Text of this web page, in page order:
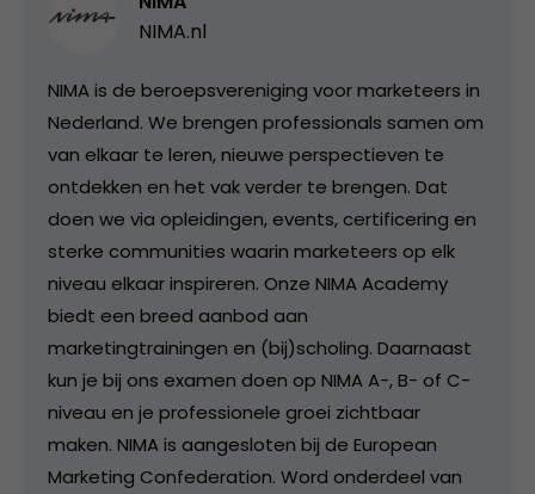
NIMA.nl
NIMA is de beroepsvereniging voor marketeers in
Nederland. We brengen professionals samen om
van elkaar te leren, nieuwe perspectieven te
ontdekken en het vak verder te brengen. Dat
doen we via opleidingen, events, certificering en
sterke communities waarin marketeers op elk
niveau elkaar inspireren. Onze NIMA Academy
biedt een breed aanbod aan
marketingtrainingen en (bij)scholing. Daarnaast
kun je bij ons examen doen op NIMA A-, B- of C-
niveau en je professionele groei zichtbaar
maken. NIMA is aangesloten bij de European
Marketing Confederation. Word onderdeel van